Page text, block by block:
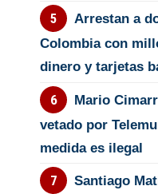
Arrestan a
Colombia con
dinero y tarjetas
Mario
vetado por
medida es ilegal
Santiago